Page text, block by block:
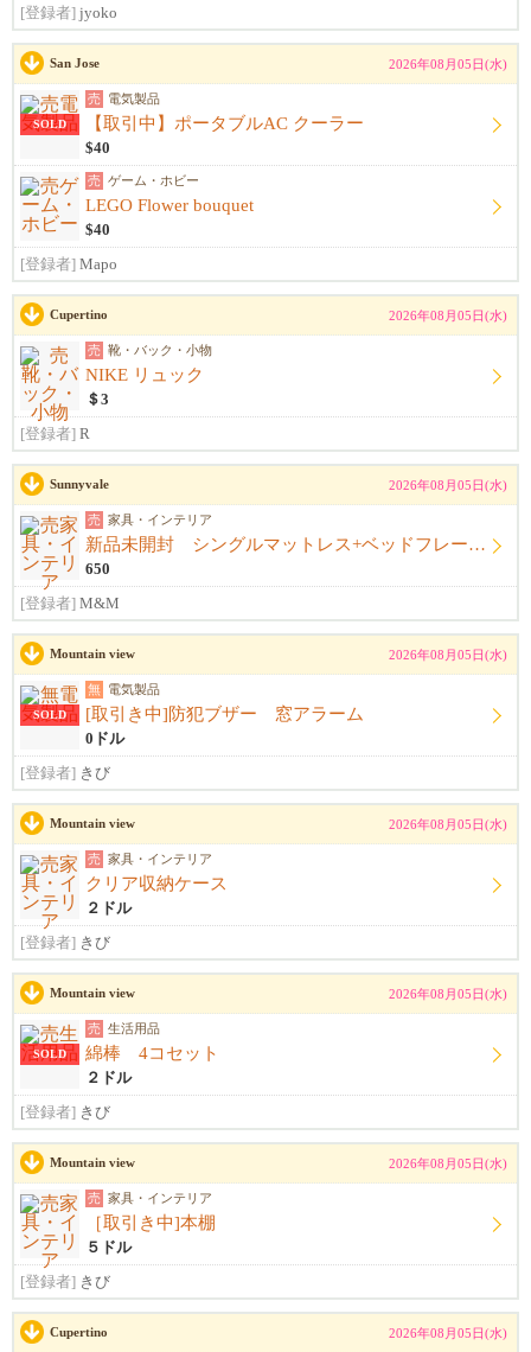
[登録者] jyoko
San Jose 2026年08月05日(水)
SOLD
売 電気製品
【取引中】ポータブルAC クーラー
$40
売 ゲーム・ホビー
LEGO Flower bouquet
$40
[登録者] Mapo
Cupertino 2026年08月05日(水)
売 靴・バック・小物
NIKE リュック
＄3
[登録者] R
Sunnyvale 2026年08月05日(水)
売 家具・インテリア
新品未開封 シングルマットレス+ベッドフレーム+シーツ
650
[登録者] M&M
Mountain view 2026年08月05日(水)
SOLD
無 電気製品
[取引き中]防犯ブザー 窓アラーム
0ドル
[登録者] きび
Mountain view 2026年08月05日(水)
売 家具・インテリア
クリア収納ケース
２ドル
[登録者] きび
Mountain view 2026年08月05日(水)
SOLD
売 生活用品
綿棒 4コセット
２ドル
[登録者] きび
Mountain view 2026年08月05日(水)
売 家具・インテリア
［取引き中]本棚
５ドル
[登録者] きび
Cupertino 2026年08月05日(水)